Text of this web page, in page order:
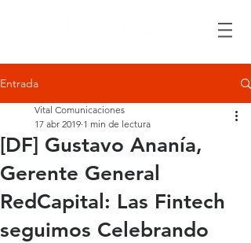
Entrada
[DF] Gustavo Ananía,
Gerente General
RedCapital: Las Fintech
seguimos Celebrando
Vital Comunicaciones
17 abr 2019 1 min de lectura